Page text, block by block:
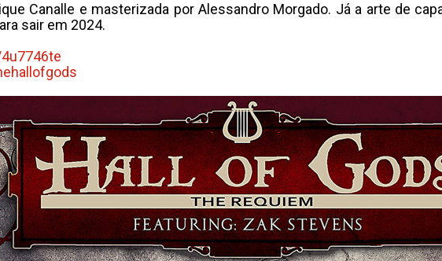
Canalle e masterizada por Alessandro Morgado. Já a arte de
sair em 2024.